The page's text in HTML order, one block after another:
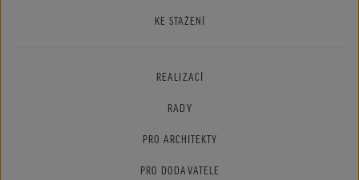
KE STAŽENÍ
REALIZACÍ
RADY
PRO ARCHITEKTY
PRO DODAVATELE